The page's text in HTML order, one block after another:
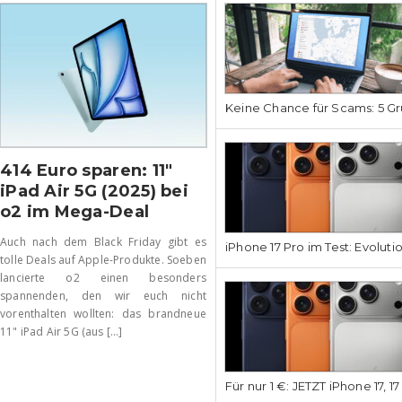
414 Euro sparen: 11″
iPad Air 5G (2025) bei
o2 im Mega-Deal
Auch nach dem Black Friday gibt es
tolle Deals auf Apple-Produkte. Soeben
lancierte o2 einen besonders
spannenden, den wir euch nicht
vorenthalten wollten: das brandneue
11" iPad Air 5G (aus [...]
Keine Chance für Scams: 5
iPhone 17 Pro im Test:
Für nur 1 €: JETZT iPhone 17,